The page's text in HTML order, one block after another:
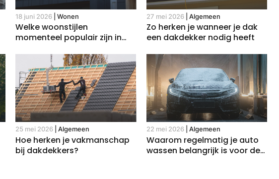
18 juni 2026 |Wonen
Welke woonstijlen
momenteel populair zijn in
27 mei 2026| Algemeen
Zo herken je wanneer je dak
een dakdekker nodig heeft
25 mei 2026 |Algemeen
Hoe herken je vakmanschap
bij dakdekkers?
22 mei 2026| Algemeen
Waarom regelmatig je auto
wassen belangrijk is voor de